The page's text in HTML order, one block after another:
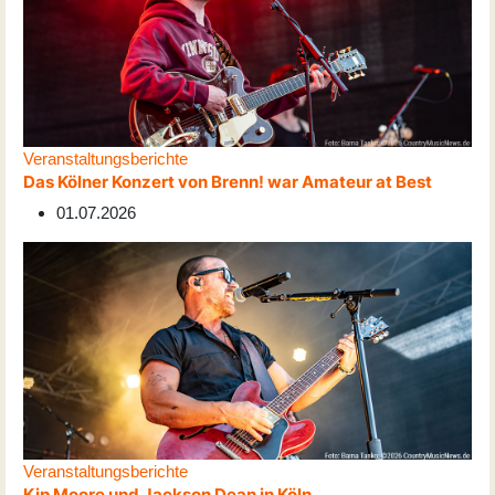
Veranstaltungsberichte
Das Kölner Konzert von Brenn! war Amateur at Best
01.07.2026
Veranstaltungsberichte